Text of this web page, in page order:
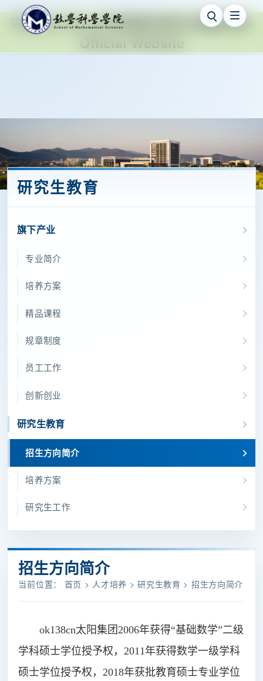
中国·ok138cn太阳集团(股份)有限公司-
研究生教育
旗下产业
专业简介
培养方案
精品课程
规章制度
员工工作
创新创业
研究生教育
招生方向简介
培养方案
研究生工作
招生方向简介
当前位置： 首页 > 人才培养 > 研究生教育 > 招生方向简介
ok138cn太阳集团2006年获得“基础数学”二级
学科硕士学位授予权，2011年获得数学一级学科
硕士学位授予权，2018年获批教育硕士专业学位